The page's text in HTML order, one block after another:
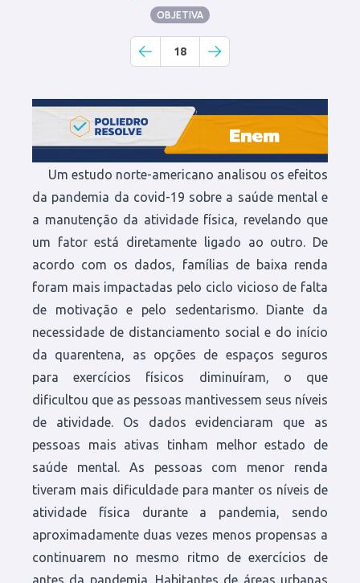
OBJETIVA
18
Um estudo norte-americano analisou os efeitos
da pandemia da covid-19 sobre a saúde mental e
a manutenção da atividade física, revelando que
um fator está diretamente ligado ao outro. De
acordo com os dados, famílias de baixa renda
foram mais impactadas pelo ciclo vicioso de falta
de motivação e pelo sedentarismo. Diante da
necessidade de distanciamento social e do início
da quarentena, as opções de espaços seguros
para exercícios físicos diminuíram, o que
dificultou que as pessoas mantivessem seus níveis
de atividade. Os dados evidenciaram que as
pessoas mais ativas tinham melhor estado de
saúde mental. As pessoas com menor renda
tiveram mais dificuldade para manter os níveis de
atividade física durante a pandemia, sendo
aproximadamente duas vezes menos propensas a
continuarem no mesmo ritmo de exercícios de
antes da pandemia. Habitantes de áreas urbanas